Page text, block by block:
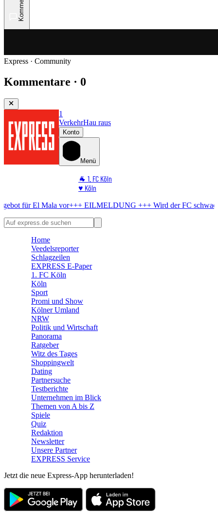
Express · Community
Kommentare · 0
1
VerkehrHau raus
Konto
Menü
🐐 1. FC Köln
♥️ Köln
🏆 Sport
vor +++ EILMELDUNG +++Wird der FC schwach?BVB
Home
Veedelsreporter
Schlagzeilen
EXPRESS E-Paper
1. FC Köln
Köln
Sport
Promi und Show
Kölner Umland
NRW
Politik und Wirtschaft
Panorama
Ratgeber
Witz des Tages
Shoppingwelt
Dating
Partnersuche
Testberichte
Unternehmen im Blick
Themen von A bis Z
Spiele
Quiz
Redaktion
Newsletter
Unsere Partner
EXPRESS Service
Jetzt die neue Express-App herunterladen!